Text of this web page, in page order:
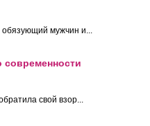
обязующий мужчин и...
современности
свой взор...